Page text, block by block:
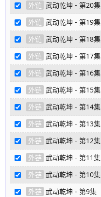
外链 武动乾坤 - 第20集
外链 武动乾坤 - 第19集
外链 武动乾坤 - 第18集
外链 武动乾坤 - 第17集
外链 武动乾坤 - 第16集
外链 武动乾坤 - 第15集
外链 武动乾坤 - 第14集
外链 武动乾坤 - 第13集
外链 武动乾坤 - 第12集
外链 武动乾坤 - 第11集
外链 武动乾坤 - 第10集
外链 武动乾坤 - 第9集